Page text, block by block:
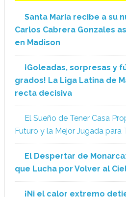
Santa María recibe a su
Carlos Cabrera Gonzales
en Madison
¡Goleadas, sorpresas y
grados! La Liga Latina de
recta decisiva
El Sueño de Tener Casa
Futuro y la Mejor Jugada para
El Despertar de
que Lucha por Volver al
¡Ni el calor extremo